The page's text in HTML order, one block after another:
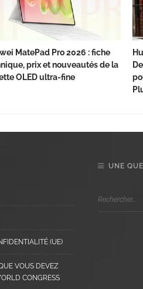
MatePad Pro 2026 : fiche
prix et nouveautés de la
OLED ultra-fine
(UE)
VOUS DEVEZ
CONGRESS
UNE